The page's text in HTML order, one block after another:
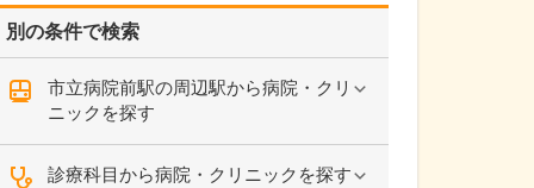
別の条件で検索
市立病院前駅の周辺駅から病院・クリ
ニックを探す
診療科目から病院・クリニックを探す